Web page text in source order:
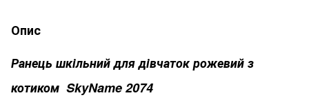
Опис
Ранець шкільний для дівчаток рожевий з
котиком SkyName 2074